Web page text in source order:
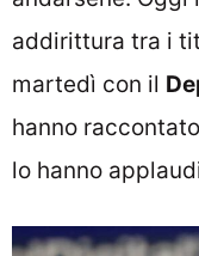
addirittura tra i
martedì con il
hanno
lo hanno